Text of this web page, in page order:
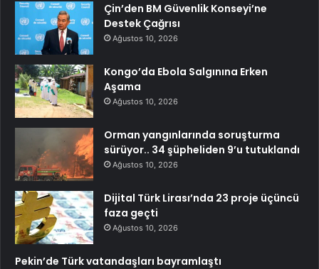
Çin’den BM Güvenlik Konseyi’ne
Destek Çağrısı
Ağustos 10, 2026
Kongo’da Ebola Salgınına Erken
Aşama
Ağustos 10, 2026
Orman yangınlarında soruşturma
sürüyor.. 34 şüpheliden 9’u tutuklandı
Ağustos 10, 2026
Dijital Türk Lirası’nda 23 proje üçüncü
faza geçti
Ağustos 10, 2026
Pekin’de Türk vatandaşları bayramlaştı